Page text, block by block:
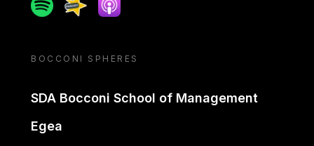
BOCCONI SPHERES
SDA Bocconi School of Management
Egea